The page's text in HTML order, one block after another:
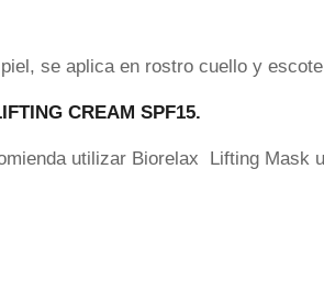
se aplica en rostro cuello y escote
CREAM SPF15.
utilizar Biorelax Lifting Mask